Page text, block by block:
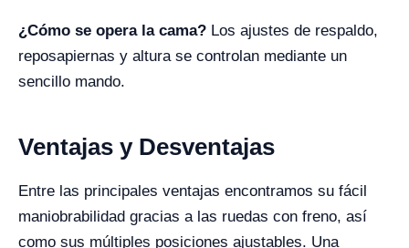
¿Cómo se opera la cama? Los ajustes de respaldo,
reposapiernas y altura se controlan mediante un
sencillo mando.
Ventajas y Desventajas
Entre las principales ventajas encontramos su fácil
maniobrabilidad gracias a las ruedas con freno, así
como sus múltiples posiciones ajustables. Una